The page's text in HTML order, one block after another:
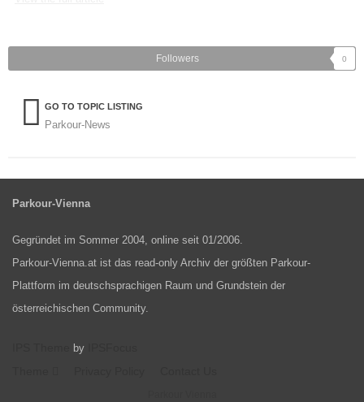
Followers 0
GO TO TOPIC LISTING
Parkour-News
Parkour-Vienna
Gegründet im Sommer 2004, online seit 01/2006.
Parkour-Vienna.at ist das read-only Archiv der größten Parkour-
Plattform im deutschsprachigen Raum und Grundstein der
österreichischen Community.
by